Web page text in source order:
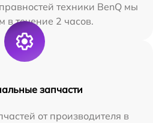
техники BenQ мы
в течение 2 часов.
запчасти
от производителя в